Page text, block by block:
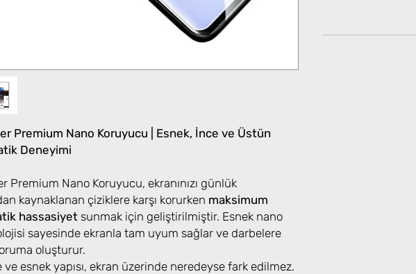
Premium Nano Koruyucu | Esnek, İnce ve Üstün
Deneyimi
Premium Nano Koruyucu, ekranınızı günlük
kaynaklanan çiziklere karşı korurken maksimum
hassasiyet sunmak için geliştirilmiştir. Esnek nano
sayesinde ekranla tam uyum sağlar ve darbelere
oluşturur.
esnek yapısı, ekran üzerinde neredeyse fark edilmez.